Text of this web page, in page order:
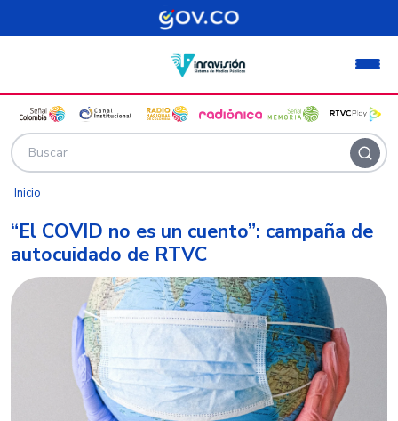
Pasar al contenido principal
Inicio
“El COVID no es un cuento”: campaña de
autocuidado de RTVC